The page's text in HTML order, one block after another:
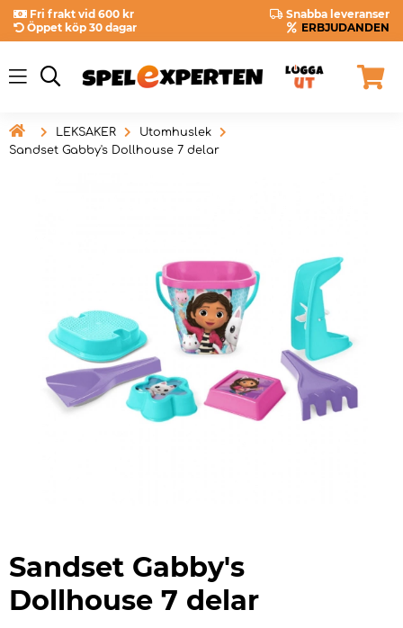
Fri frakt vid 600 kr
Snabba leveranser
Öppet köp 30 dagar
ERBJUDANDEN
 LEKSAKER
Utomhuslek
Sandset Gabby's Dollhouse 7 delar
Sandset Gabby's
Dollhouse 7 delar